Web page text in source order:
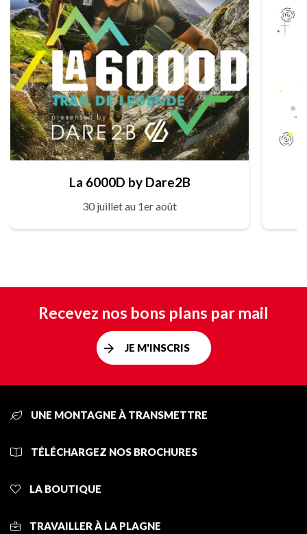
La 6000D by Dare2B
30 juillet au 1er août
Recevez nos bons plans par mail
JE M'INSCRIS
UNE MONTAGNE À TRANSMETTRE
TÉLÉCHARGEZ NOS BROCHURES
LA BOUTIQUE
TRAVAILLER À LA PLAGNE